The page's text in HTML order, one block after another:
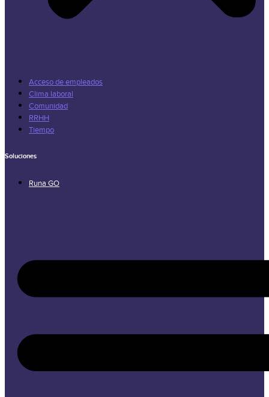
Acceso de empleados
Clima laboral
Comunidad
RRHH
Tiempo
Soluciones
Runa GO